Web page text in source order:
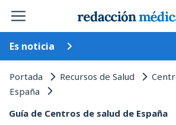
Es noticia
Portada Recursos de Salud
España
Guía de Centros de salud de España